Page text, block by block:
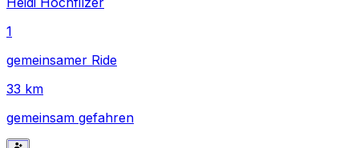
1
gemeinsamer Ride
33 km
gemeinsam gefahren